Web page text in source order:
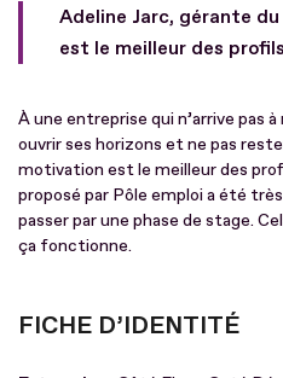
Adeline Jarc, gérante
est le meilleur des
À une entreprise qui n’arrive pas
ouvrir ses horizons et ne pas
motivation est le meilleur des
proposé par Pôle emploi a été
passer par une phase de stage.
ça fonctionne.
FICHE D’IDENTITÉ